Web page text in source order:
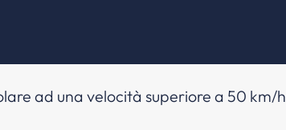
ad una velocità superiore a 50 km/h